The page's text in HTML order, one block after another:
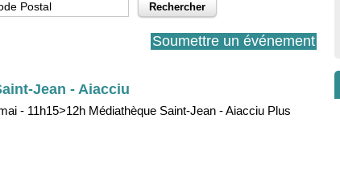
Soumettre un événement
Jean - Aiacciu
- 11h15>12h Médiathèque Saint-Jean - Aiacciu Plus